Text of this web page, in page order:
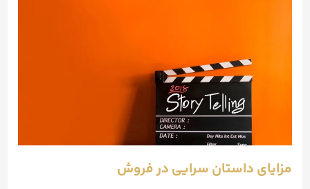
مزایای داستان‌ سرایی در فروش